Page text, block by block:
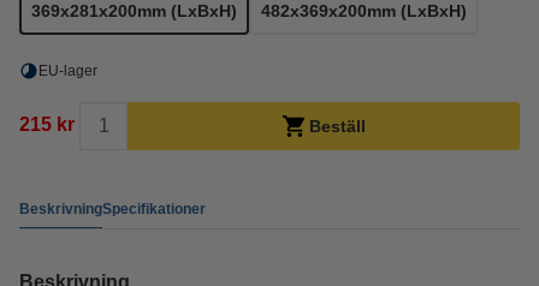
369x281x200mm (LxBxH) 482x369x200mm (LxBxH)
EU-lager
215 kr Beställ
BeskrivningSpecifikationer
Beskrivning